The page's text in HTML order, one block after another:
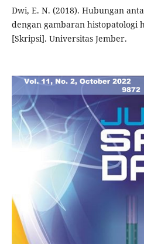
Dwi, E. N. (2018). Hubungan
dengan gambaran histopatologi
[Skripsi]. Universitas Jember.